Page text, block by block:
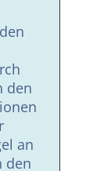
den
an
den